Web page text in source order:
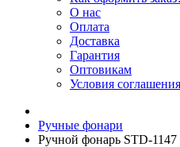
О нас
Оплата
Доставка
Гарантия
Оптовикам
Условия соглашения
Ручные фонари
Ручной фонарь STD-1147